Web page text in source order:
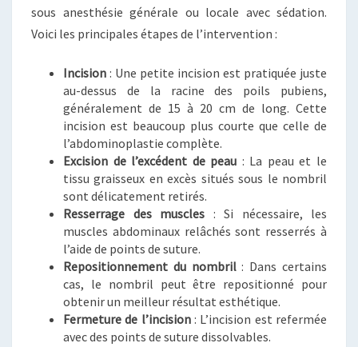
sous anesthésie générale ou locale avec sédation.
Voici les principales étapes de l’intervention :
Incision : Une petite incision est pratiquée juste
au-dessus de la racine des poils pubiens,
généralement de 15 à 20 cm de long. Cette
incision est beaucoup plus courte que celle de
l’abdominoplastie complète.
Excision de l’excédent de peau : La peau et le
tissu graisseux en excès situés sous le nombril
sont délicatement retirés.
Resserrage des muscles : Si nécessaire, les
muscles abdominaux relâchés sont resserrés à
l’aide de points de suture.
Repositionnement du nombril: Dans certains
cas, le nombril peut être repositionné pour
obtenir un meilleur résultat esthétique.
Fermeture de l’incision: L’incision est refermée
avec des points de suture dissolvables.